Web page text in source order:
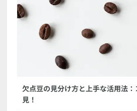
欠点豆の見分け方と上手な活用法
見！